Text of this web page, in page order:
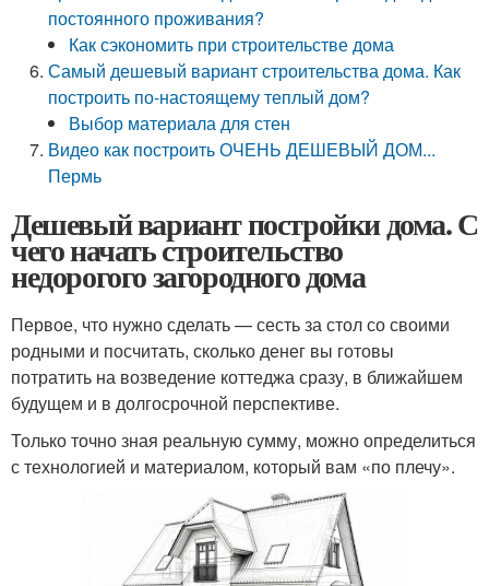
постоянного проживания?
Как сэкономить при строительстве дома
Самый дешевый вариант строительства дома. Как
построить по-настоящему теплый дом?
Выбор материала для стен
Видео как построить ОЧЕНЬ ДЕШЕВЫЙ ДОМ...
Пермь
Дешевый вариант постройки дома. С
чего начать строительство
недорогого загородного дома
Первое, что нужно сделать — сесть за стол со своими
родными и посчитать, сколько денег вы готовы
потратить на возведение коттеджа сразу, в ближайшем
будущем и в долгосрочной перспективе.
Только точно зная реальную сумму, можно определиться
с технологией и материалом, который вам «по плечу».